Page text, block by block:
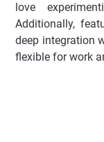
love
Additionally,
deep integration
flexible for work